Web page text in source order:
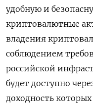
удобную и
криптовалютные
владения
соблюдением
российской
будет доступно
доходность